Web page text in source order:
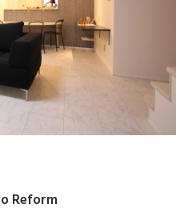
Reform